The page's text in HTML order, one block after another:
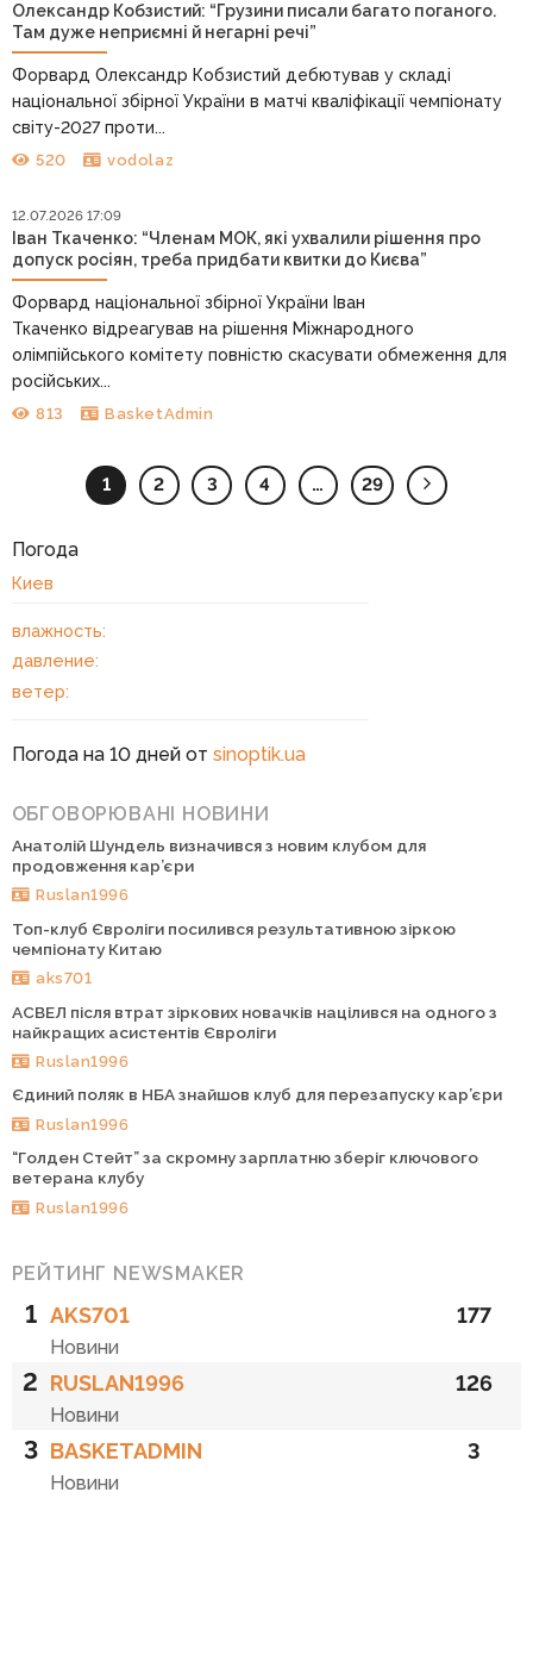
Олександр Кобзистий: “Грузини писали багато поганого.
Там дуже неприємні й негарні речі”
Форвард Олександр Кобзистий дебютував у складі
національної збірної України в матчі кваліфікації чемпіонату
світу-2027 проти...
520 vodolaz
12.07.2026 17:09
Іван Ткаченко: “Членам МОК, які ухвалили рішення про
допуск росіян, треба придбати квитки до Києва”
Форвард національної збірної України Іван
Ткаченко відреагував на рішення Міжнародного
олімпійського комітету повністю скасувати обмеження для
російських...
813 BasketAdmin
1 2 3 4 … 29
Погода
Киев
влажность:
давление:
ветер:
Погода на 10 дней от sinoptik.ua
ОБГОВОРЮВАНІ НОВИНИ
Анатолій Шундель визначився з новим клубом для
продовження кар’єри
Ruslan1996
Топ-клуб Євроліги посилився результативною зіркою
чемпіонату Китаю
aks701
АСВЕЛ після втрат зіркових новачків націлився на одного з
найкращих асистентів Євроліги
Ruslan1996
Єдиний поляк в НБА знайшов клуб для перезапуску кар’єри
Ruslan1996
“Голден Стейт” за скромну зарплатню зберіг ключового
ветерана клубу
Ruslan1996
РЕЙТИНГ NEWSMAKER
1 AKS701
Новини
177
2 RUSLAN1996
Новини
126
3 BASKETADMIN
Новини
3